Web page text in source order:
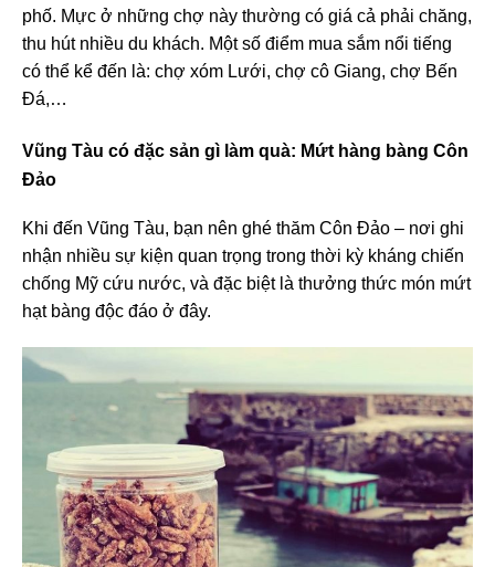
phố. Mực ở những chợ này thường có giá cả phải chăng,
thu hút nhiều du khách. Một số điểm mua sắm nổi tiếng
có thể kể đến là: chợ xóm Lưới, chợ cô Giang, chợ Bến
Đá,…
Vũng Tàu có đặc sản gì làm quà: Mứt hàng bàng Côn
Đảo
Khi đến Vũng Tàu, bạn nên ghé thăm Côn Đảo – nơi ghi
nhận nhiều sự kiện quan trọng trong thời kỳ kháng chiến
chống Mỹ cứu nước, và đặc biệt là thưởng thức món mứt
hạt bàng độc đáo ở đây.